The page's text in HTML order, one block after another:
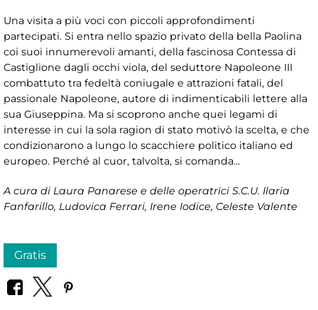
Una visita a più voci con piccoli approfondimenti
partecipati. Si entra nello spazio privato della bella Paolina
coi suoi innumerevoli amanti, della fascinosa Contessa di
Castiglione dagli occhi viola, del seduttore Napoleone III
combattuto tra fedeltà coniugale e attrazioni fatali, del
passionale Napoleone, autore di indimenticabili lettere alla
sua Giuseppina. Ma si scoprono anche quei legami di
interesse in cui la sola ragion di stato motivò la scelta, e che
condizionarono a lungo lo scacchiere politico italiano ed
europeo. Perché al cuor, talvolta, si comanda…
A cura di Laura Panarese e delle operatrici S.C.U. Ilaria
Fanfarillo, Ludovica Ferrari, Irene Iodice, Celeste Valente
Gratis